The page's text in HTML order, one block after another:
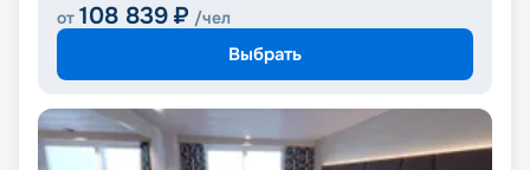
от 108 839 ₽ /чел
Выбрать